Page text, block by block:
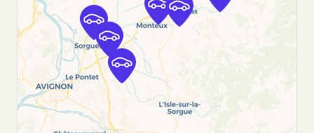
ENTRAIGUES-SUR-LA-SORGUE, 84320
Voir l'agence
Free2Move Rent - CARROSSERIE SORGUES
AUTOMOBILES - SORGUES (C)
AVENUE LEONARD DE VINCI